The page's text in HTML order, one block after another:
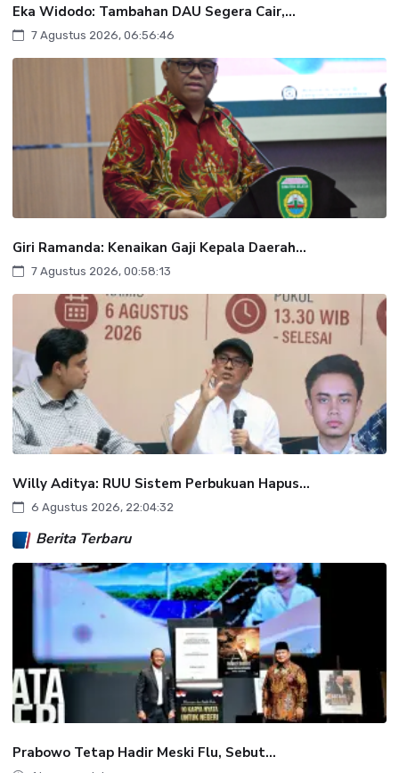
Eka Widodo: Tambahan DAU Segera Cair,...
7 Agustus 2026, 06:56:46
Giri Ramanda: Kenaikan Gaji Kepala Daerah...
7 Agustus 2026, 00:58:13
Willy Aditya: RUU Sistem Perbukuan Hapus...
6 Agustus 2026, 22:04:32
Berita Terbaru
Prabowo Tetap Hadir Meski Flu, Sebut...